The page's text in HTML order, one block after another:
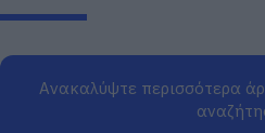
Ανακαλύψτε περισσότερα